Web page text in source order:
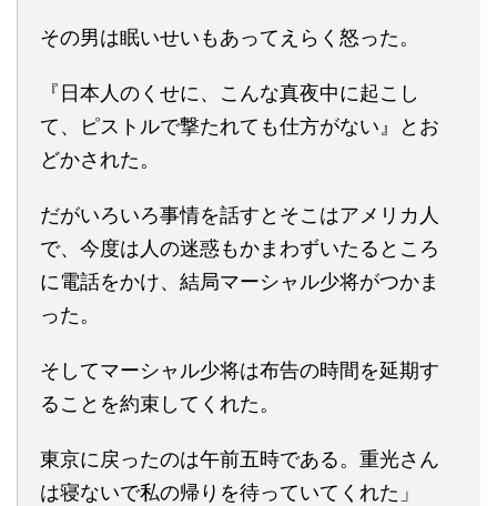
その男は眠いせいもあってえらく怒った。
『日本人のくせに、こんな真夜中に起こし
て、ピストルで撃たれても仕方がない』とお
どかされた。
だがいろいろ事情を話すとそこはアメリカ人
で、今度は人の迷惑もかまわずいたるところ
に電話をかけ、結局マーシャル少将がつかま
った。
そしてマーシャル少将は布告の時間を延期す
ることを約束してくれた。
東京に戻ったのは午前五時である。重光さん
は寝ないで私の帰りを待っていてくれた」